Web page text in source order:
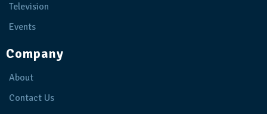
Television
Events
Company
About
Contact Us